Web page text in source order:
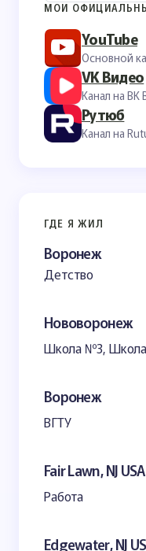
МОИ
YouTube
Основной
VK Видео
Канал на ВК
Рутюб
Канал на
ГДЕ Я ЖИЛ
Воронеж
Детство
Нововоронеж
Школа №3,
Воронеж
ВГТУ
Fair Lawn, NJ USA
Работа
Edgewater, NJ